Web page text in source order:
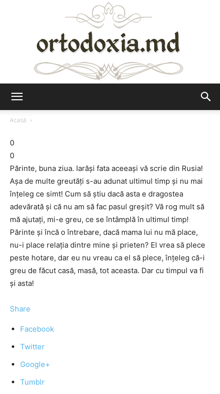
Acasă
0
0
Părinte, buna ziua. Iarăşi fata aceeaşi vă scrie din Rusia!
Aşa de multe greutăţi s-au adunat ultimul timp şi nu mai
înţeleg ce simt! Cum să ştiu dacă asta e dragostea
adevărată şi că nu am să fac pasul greşit? Vă rog mult să
mă ajutaţi, mi-e greu, ce se întâmplă în ultimul timp!
Părinte şi încă o întrebare, dacă mama lui nu mă place,
nu-i place relaţia dintre mine şi prieten? El vrea să plece
peste hotare, dar eu nu vreau ca el să plece, înţeleg că-i
greu de făcut casă, masă, tot aceasta. Dar cu timpul va fi
şi asta!
Share
Facebook
Twitter
Google+
Tumblr